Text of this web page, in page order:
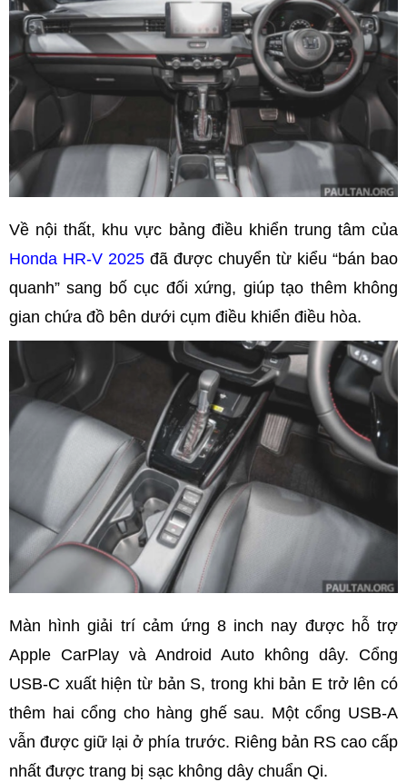
Về nội thất, khu vực bảng điều khiển trung tâm của
Honda HR-V 2025 đã được chuyển từ kiểu “bán bao
quanh” sang bố cục đối xứng, giúp tạo thêm không
gian chứa đồ bên dưới cụm điều khiển điều hòa.
Màn hình giải trí cảm ứng 8 inch nay được hỗ trợ
Apple CarPlay và Android Auto không dây. Cổng
USB-C xuất hiện từ bản S, trong khi bản E trở lên có
thêm hai cổng cho hàng ghế sau. Một cổng USB-A
vẫn được giữ lại ở phía trước. Riêng bản RS cao cấp
nhất được trang bị sạc không dây chuẩn Qi.